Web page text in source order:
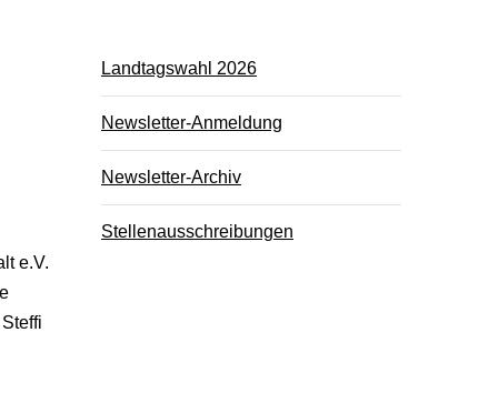
e.V.
Landtagswahl 2026
Newsletter-Anmeldung
Newsletter-Archiv
Stellenausschreibungen